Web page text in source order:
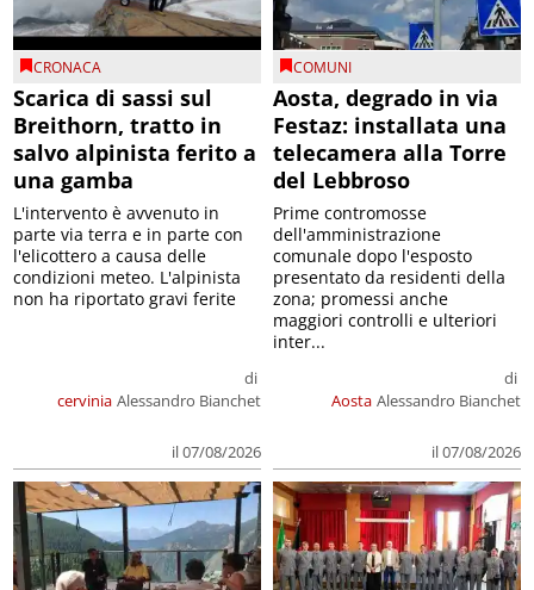
CRONACA
Scarica di sassi sul
Breithorn, tratto in
salvo alpinista ferito a
una gamba
cervinia
di
Alessandro Bianchet
il 07/08/2026
L'intervento è avvenuto in
parte via terra e in parte con
l'elicottero a causa delle
condizioni meteo. L'alpinista
non ha riportato gravi ferite
COMUNI
Aosta, degrado in via
Festaz: installata una
telecamera alla Torre
del Lebbroso
Aosta
di
Alessandro Bianchet
il 07/08/2026
Prime contromosse
dell'amministrazione
comunale dopo l'esposto
presentato da residenti della
zona; promessi anche
maggiori controlli e ulteriori
inter...